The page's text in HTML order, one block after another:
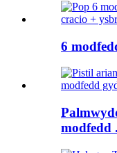
6
modfedd